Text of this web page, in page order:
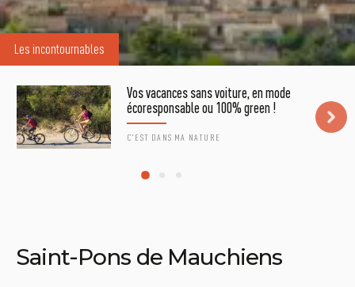
Les incontournables
Vos vacances sans voiture, en mode
écoresponsable ou 100% green !
C'EST DANS MA NATURE
Saint-Pons de Mauchiens